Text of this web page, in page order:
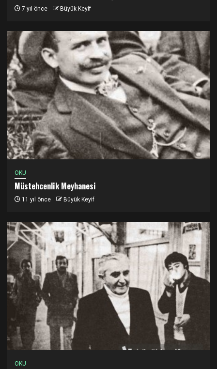
7 yıl önce Büyük Keyif
OKU
Müstehcenlik Meyhanesi
11 yıl önce Büyük Keyif
OKU